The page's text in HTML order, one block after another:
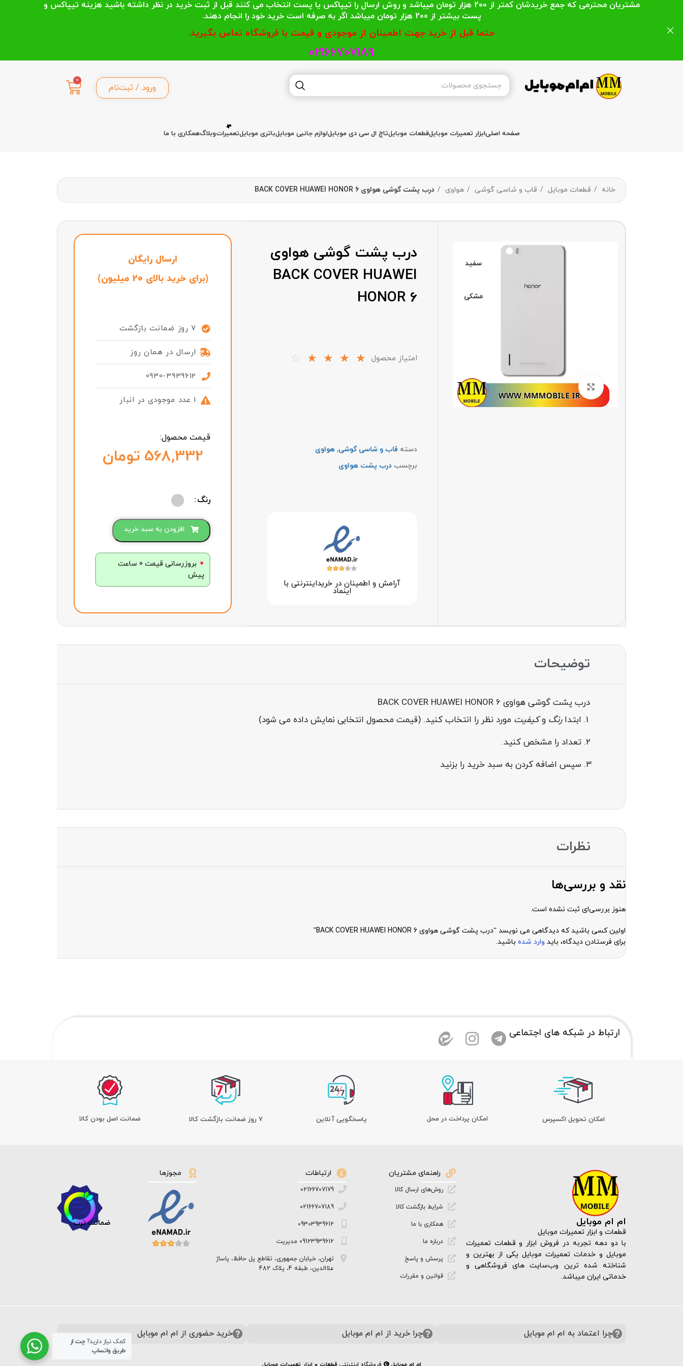
ورود / ثبت‌نام
0
صفحه اصلیابزار تعمیرات موبایلقطعات موبایلتاچ ال سی دی موبایللوازم جانبی موبایلباتری موبایلتعمیراتوبلاگهمکاری با ما
خانه قطعات موبایل قاب و شاسی گوشی هواوی درب پشت گوشی هواوی BACK COVER HUAWEI HONOR 6
سفید
مشکی
درب پشت گوشی هواوی
BACK COVER HUAWEI
HONOR 6
امتیاز محصول ☆
☆
☆
☆
☆
دسته قاب و شاسی گوشی,هواوی
برچسب درب پشت هواوی
آرامش و اطمینان در خرید‌اینترنتی با
اینماد
ارسال رایگان
(برای خرید بالای 20 میلیون)
7 روز ضمانت بازگشت
ارسال در همان روز
0930-3939612
1 عدد موجودی در انبار
قیمت محصول:
تومان
رنگ
افزودن به سبد خرید
بروزرسانی قیمت 0 ساعت
پیش
توضیحات
درب پشت گوشی هواوی BACK COVER HUAWEI HONOR 6
ابتدارنگ وکیفیت مورد نظر را انتخاب کنید. (قیمت محصول انتخابی نمایش داده می شود)
تعداد را مشخص کنید.
سپس اضافه کردن به سبد خرید را بزنید
نظرات
نقد و بررسی‌ها
هنوز بررسی‌ای ثبت نشده است.
اولین کسی باشید که دیدگاهی می نویسد “درب پشت گوشی هواوی BACK COVER HUAWEI HONOR 6”
برای فرستادن دیدگاه، باید وارد شده باشید.
ارتباط در شبکه های اجتماعی
اﻣﮑﺎن ﺗﺤﻮﯾﻞ اﮐﺴﭙﺮس امکان پرداخت در محل پاسخگویی آنلاین 7 روز ضمانت بازگشت کالا ﺿﻤﺎﻧﺖ اﺻﻞ ﺑﻮدن ﮐﺎﻟﺎ
ام ام موبایل
قطعات و ابزار تعمیرات موبایل
با دو دهه تجربه در فروش ابزار و قطعات تعمیرات
موبایل و خدمات تعمیرات موبایل یکی از بهترین و
شناخته شده ترین وب‌سایت های فروشگاهی و
خدماتی ایران میباشد.
راهنمای مشتریان
روش‌های ارسال کالا
شرایط بازگشت کالا
همکاری با ما
درباره ما
پرسش و پاسخ
قوانین و مقررات
ارتباطات
02166707179
02166707189
09303939612
09123939612 مدیریت
تهران، خیابان جمهوری، تقاطع پل حافظ، پاساژ
علاالدین، طبقه 4، پلاک 482
مجوزها
ضمانت ترب
چرا اعتماد به ام ام موبایل چرا خرید از ام ام موبایل خرید حضوری از ام ام موبایل
مشتریان محترمی که جمع خریدشان کمتر از 200 هزار تومان میباشد و روش ارسال را تیپاکس یا پست انتخاب می کنند قبل از ثبت خرید در نظر داشته باشید هزینه تیپاکس و
پست بیشتر از 200 هزار تومان میباشد اگر به صرفه است خرید خود را انجام دهند.
حتما قبل از خرید جهت اطمینان از موجودی و قیمت با فروشگاه تماس بگیرید.
02166707189
کمک نیاز دارید?چت از
طریق واتساپ